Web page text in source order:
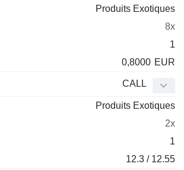
Produits Exotiques
8x
1
0,8000 EUR
CALL
Produits Exotiques
2x
1
12.3 / 12.55